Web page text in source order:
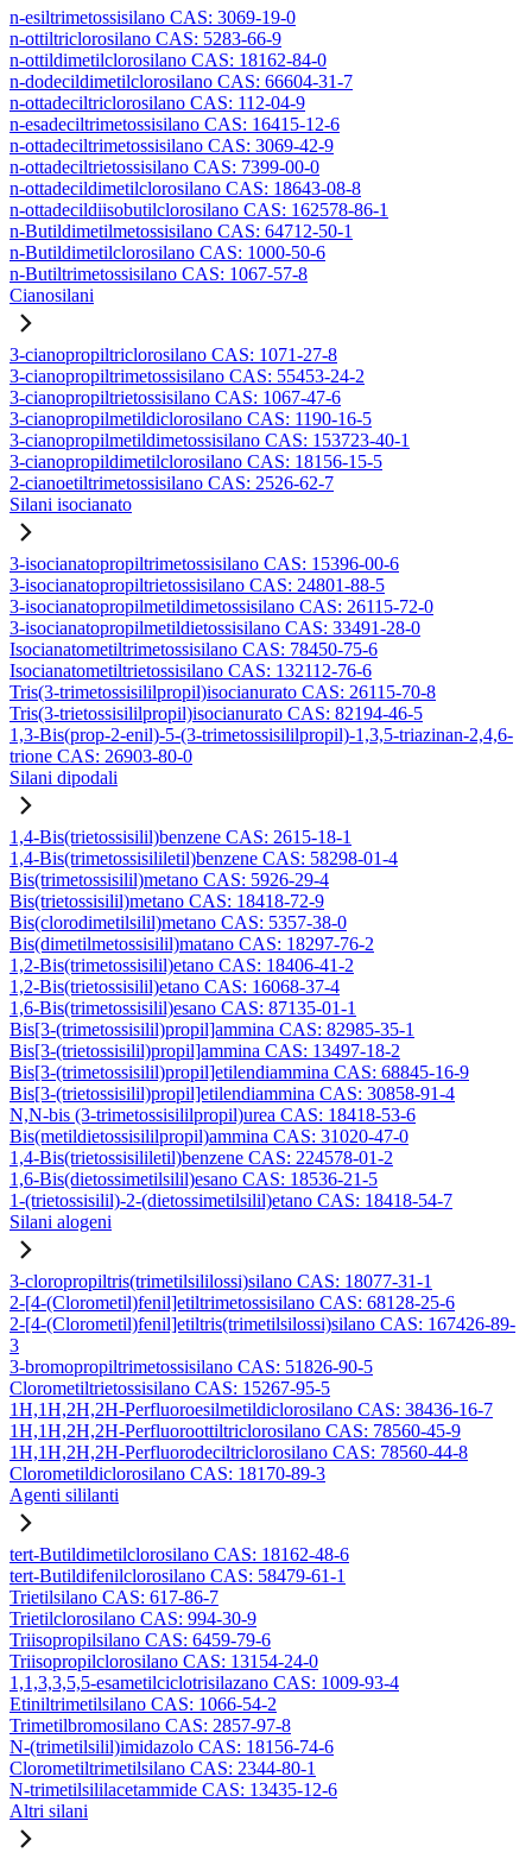
n-esiltrimetossisilano CAS: 3069-19-0
n-ottiltriclorosilano CAS: 5283-66-9
n-ottildimetilclorosilano CAS: 18162-84-0
n-dodecildimetilclorosilano CAS: 66604-31-7
n-ottadeciltriclorosilano CAS: 112-04-9
n-esadeciltrimetossisilano CAS: 16415-12-6
n-ottadeciltrimetossisilano CAS: 3069-42-9
n-ottadeciltrietossisilano CAS: 7399-00-0
n-ottadecildimetilclorosilano CAS: 18643-08-8
n-ottadecildiisobutilclorosilano CAS: 162578-86-1
n-Butildimetilmetossisilano CAS: 64712-50-1
n-Butildimetilclorosilano CAS: 1000-50-6
n-Butiltrimetossisilano CAS: 1067-57-8
Cianosilani
3-cianopropiltriclorosilano CAS: 1071-27-8
3-cianopropiltrimetossisilano CAS: 55453-24-2
3-cianopropiltrietossisilano CAS: 1067-47-6
3-cianopropilmetildiclorosilano CAS: 1190-16-5
3-cianopropilmetildimetossisilano CAS: 153723-40-1
3-cianopropildimetilclorosilano CAS: 18156-15-5
2-cianoetiltrimetossisilano CAS: 2526-62-7
Silani isocianato
3-isocianatopropiltrimetossisilano CAS: 15396-00-6
3-isocianatopropiltrietossisilano CAS: 24801-88-5
3-isocianatopropilmetildimetossisilano CAS: 26115-72-0
3-isocianatopropilmetildietossisilano CAS: 33491-28-0
Isocianatometiltrimetossisilano CAS: 78450-75-6
Isocianatometiltrietossisilano CAS: 132112-76-6
Tris(3-trimetossisililpropil)isocianurato CAS: 26115-70-8
Tris(3-trietossisililpropil)isocianurato CAS: 82194-46-5
1,3-Bis(prop-2-enil)-5-(3-trimetossisililpropil)-1,3,5-triazinan-2,4,6-
trione CAS: 26903-80-0
Silani dipodali
1,4-Bis(trietossisilil)benzene CAS: 2615-18-1
1,4-Bis(trimetossisililetil)benzene CAS: 58298-01-4
Bis(trimetossisilil)metano CAS: 5926-29-4
Bis(trietossisilil)metano CAS: 18418-72-9
Bis(clorodimetilsilil)metano CAS: 5357-38-0
Bis(dimetilmetossisilil)matano CAS: 18297-76-2
1,2-Bis(trimetossisilil)etano CAS: 18406-41-2
1,2-Bis(trietossisilil)etano CAS: 16068-37-4
1,6-Bis(trimetossisilil)esano CAS: 87135-01-1
Bis[3-(trimetossisilil)propil]ammina CAS: 82985-35-1
Bis[3-(trietossisilil)propil]ammina CAS: 13497-18-2
Bis[3-(trimetossisilil)propil]etilendiammina CAS: 68845-16-9
Bis[3-(trietossisilil)propil]etilendiammina CAS: 30858-91-4
N,N-bis (3-trimetossisililpropil)urea CAS: 18418-53-6
Bis(metildietossisililpropil)ammina CAS: 31020-47-0
1,4-Bis(trietossisililetil)benzene CAS: 224578-01-2
1,6-Bis(dietossimetilsilil)esano CAS: 18536-21-5
1-(trietossisilil)-2-(dietossimetilsilil)etano CAS: 18418-54-7
Silani alogeni
3-cloropropiltris(trimetilsililossi)silano CAS: 18077-31-1
2-[4-(Clorometil)fenil]etiltrimetossisilano CAS: 68128-25-6
2-[4-(Clorometil)fenil]etiltris(trimetilsilossi)silano CAS: 167426-89-
3
3-bromopropiltrimetossisilano CAS: 51826-90-5
Clorometiltrietossisilano CAS: 15267-95-5
1H,1H,2H,2H-Perfluoroesilmetildiclorosilano CAS: 38436-16-7
1H,1H,2H,2H-Perfluoroottiltriclorosilano CAS: 78560-45-9
1H,1H,2H,2H-Perfluorodeciltriclorosilano CAS: 78560-44-8
Clorometildiclorosilano CAS: 18170-89-3
Agenti sililanti
tert-Butildimetilclorosilano CAS: 18162-48-6
tert-Butildifenilclorosilano CAS: 58479-61-1
Trietilsilano CAS: 617-86-7
Trietilclorosilano CAS: 994-30-9
Triisopropilsilano CAS: 6459-79-6
Triisopropilclorosilano CAS: 13154-24-0
1,1,3,3,5,5-esametilciclotrisilazano CAS: 1009-93-4
Etiniltrimetilsilano CAS: 1066-54-2
Trimetilbromosilano CAS: 2857-97-8
N-(trimetilsilil)imidazolo CAS: 18156-74-6
Clorometiltrimetilsilano CAS: 2344-80-1
N-trimetilsililacetammide CAS: 13435-12-6
Altri silani